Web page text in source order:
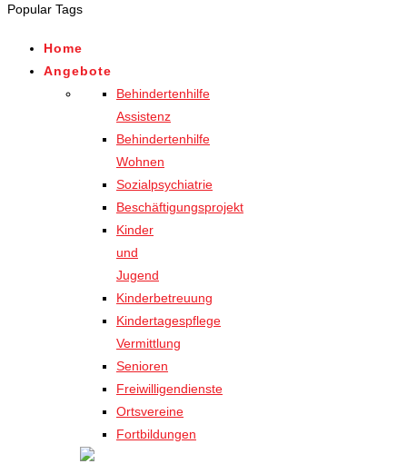
for results.
Popular Tags
Home
Angebote
Behindertenhilfe
Assistenz
Behindertenhilfe
Wohnen
Sozialpsychiatrie
Beschäftigungsprojekt
Kinder
und
Jugend
Kinderbetreuung
Kindertagespflege
Vermittlung
Senioren
Freiwilligendienste
Ortsvereine
Fortbildungen